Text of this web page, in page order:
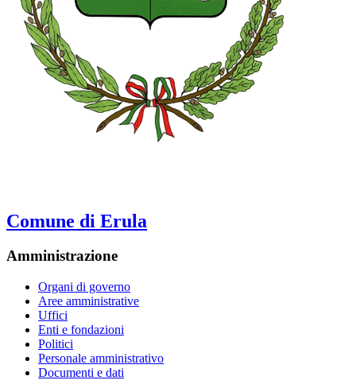
Comune di Erula
Amministrazione
Organi di governo
Aree amministrative
Uffici
Enti e fondazioni
Politici
Personale amministrativo
Documenti e dati